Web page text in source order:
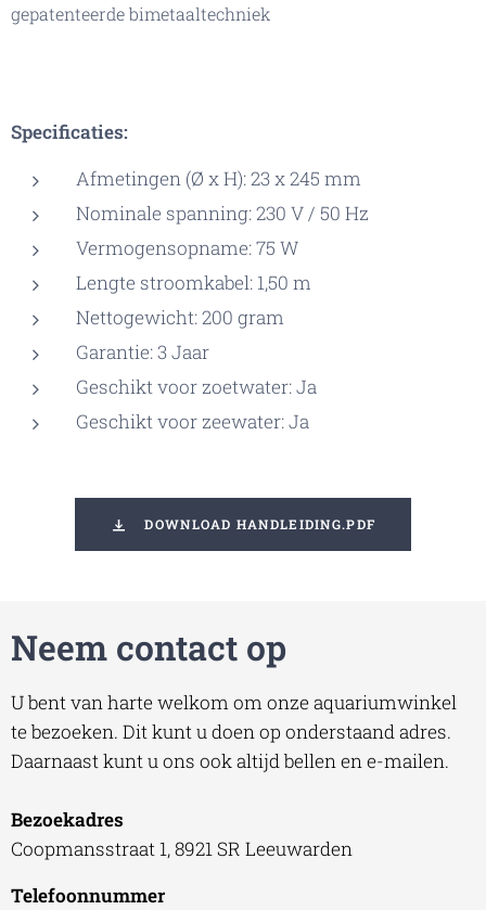
gepatenteerde bimetaaltechniek
Specificaties:
Afmetingen (Ø x H): 23 x 245 mm
Nominale spanning: 230 V / 50 Hz
Vermogensopname: 75 W
Lengte stroomkabel: 1,50 m
Nettogewicht: 200 gram
Garantie: 3 Jaar
Geschikt voor zoetwater: Ja
Geschikt voor zeewater: Ja
DOWNLOAD HANDLEIDING.PDF
Neem contact op
U bent van harte welkom om onze aquariumwinkel
te bezoeken. Dit kunt u doen op onderstaand adres.
Daarnaast kunt u ons ook altijd bellen en e-mailen.
Bezoekadres
Coopmansstraat 1, 8921 SR Leeuwarden
Telefoonnummer